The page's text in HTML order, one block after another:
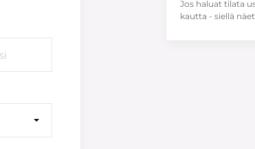
Jos haluat tilata
kautta - siellä